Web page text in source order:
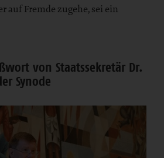
auf Fremde zugehe, sei ein
von Staatssekretär Dr.
Synode